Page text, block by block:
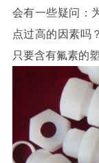
会有一些疑问：
点过高的因素吗
只要含有氟素的